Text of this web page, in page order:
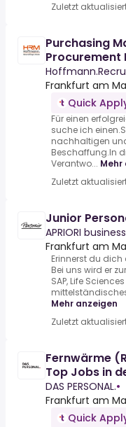
Zuletzt
Purchasing
Procurement
Frankfurt am
Quick
Für einen
suche ich
nachhaltigen
Beschaffung.In
Verantwo... Mehr
Zuletzt
Junior
APRIORI
Frankfurt am
Erinnerst du dich
Bei uns wird er
SAP, Life
Mehr anzeigen
Zuletzt
Fernwärme
Top Jobs in
/ Hessen
DAS PERSONAL.•
Frankfurt am
Quick